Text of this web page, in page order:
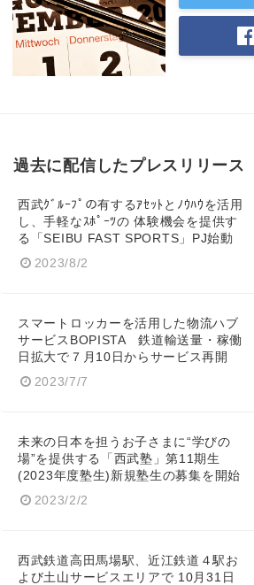
過去に配信したプレスリリース
西武ｸﾞﾙｰﾌﾟの有するｱｾｯﾄとﾉｳﾊｳを活用
し、手軽なｽﾎﾟｰﾂの 体験機会を提供す
る「SEIBU FAST SPORTS」PJ始動
2023/8/2
スマートロッカーを活用した物流ハブ
サービスBOPISTA 鉄道輸送量・稼働
日拡大で７月10日からサービス再開
2023/7/7
未来の日本を担うお子さまに“学びの
場”を提供する「西武塾」第11期生
(2023年度塾生)新規塾生の募集を開始
2023/2/2
西武鉄道高田馬場駅、近江鉄道４駅お
よび土山サービスエリアで 10月31日
English